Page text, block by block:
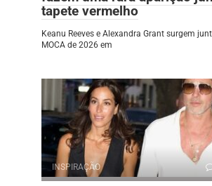
tapete vermelho
Keanu Reeves e Alexandra Grant surgem
MOCA de 2026 em
INSPIRAÇÃO